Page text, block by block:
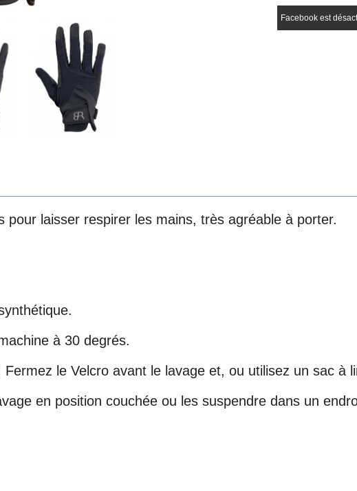
Facebook est
pour laisser respirer les mains, très agréable à porter.
à 30 degrés.
le Velcro avant le lavage et, ou utilisez un sac à
en position couchée ou les suspendre dans un